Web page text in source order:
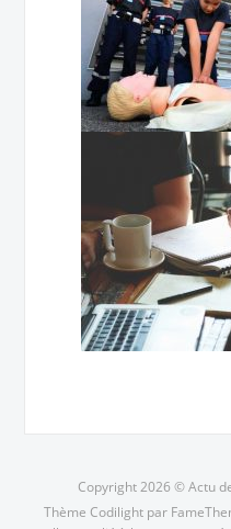
Copyright 2026 © Actu
Thème Codilight par